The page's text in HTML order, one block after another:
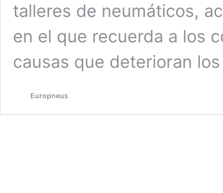
talleres de neumáticos,
en el que recuerda a los
causas que deterioran
Europneus